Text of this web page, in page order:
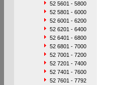
52 5601 - 5800
52 5801 - 6000
52 6001 - 6200
52 6201 - 6400
52 6401 - 6800
52 6801 - 7000
52 7001 - 7200
52 7201 - 7400
52 7401 - 7600
52 7601 - 7792